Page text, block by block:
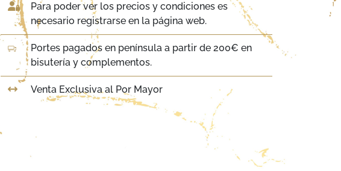
Para poder ver los precios y condiciones es
necesario registrarse en la página web.
Portes pagados en península a partir de 200€ en
bisutería y complementos.
Venta Exclusiva al Por Mayor